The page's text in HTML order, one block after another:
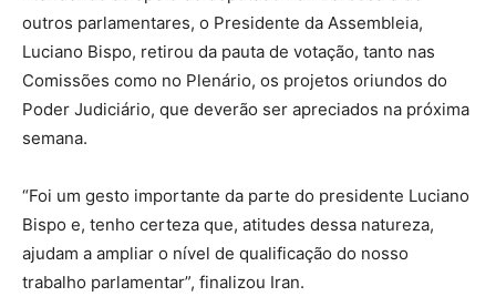
outros parlamentares, o Presidente da Assembleia,
Luciano Bispo, retirou da pauta de votação, tanto nas
Comissões como no Plenário, os projetos oriundos do
Poder Judiciário, que deverão ser apreciados na próxima
semana.
“Foi um gesto importante da parte do presidente Luciano
Bispo e, tenho certeza que, atitudes dessa natureza,
ajudam a ampliar o nível de qualificação do nosso
trabalho parlamentar”, finalizou Iran.